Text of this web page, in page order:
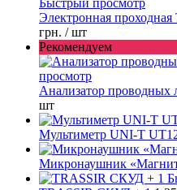
Электронная
грн. / шт
Рекомендуем
просмотр
Анализатор
шт
Мультиметр UNI-T
Микронаушник